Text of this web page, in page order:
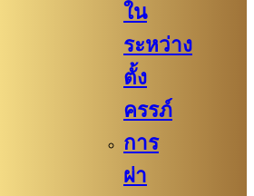
ใน
ระหว่าง
ตั้ง
ครรภ์
การ
ผ่า